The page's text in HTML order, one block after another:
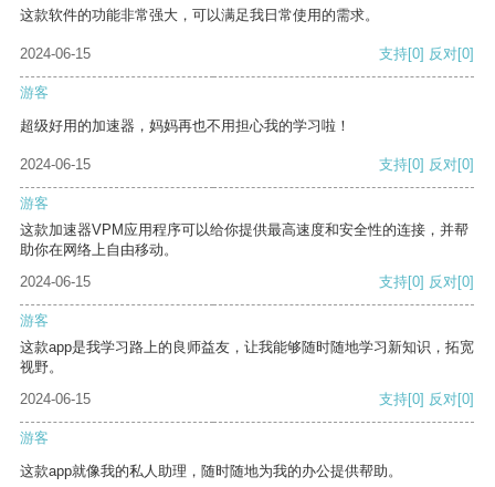
这款软件的功能非常强大，可以满足我日常使用的需求。
2024-06-15 支持[0] 反对[0]
游客
超级好用的加速器，妈妈再也不用担心我的学习啦！
2024-06-15 支持[0] 反对[0]
游客
这款加速器VPM应用程序可以给你提供最高速度和安全性的连接，并帮
助你在网络上自由移动。
2024-06-15
支持[0] 反对[0]
游客
这款app是我学习路上的良师益友，让我能够随时随地学习新知识，拓宽
视野。
2024-06-15
支持[0] 反对[0]
游客
这款app就像我的私人助理，随时随地为我的办公提供帮助。